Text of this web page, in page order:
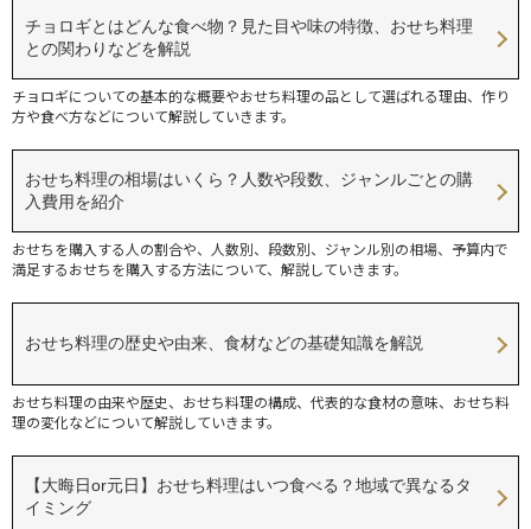
チョロギとはどんな食べ物？見た目や味の特徴、おせち料理
との関わりなどを解説
チョロギについての基本的な概要やおせち料理の品として選ばれる理由、作り
方や食べ方などについて解説していきます。
おせち料理の相場はいくら？人数や段数、ジャンルごとの購
入費用を紹介
おせちを購入する人の割合や、人数別、段数別、ジャンル別の相場、予算内で
満足するおせちを購入する方法について、解説していきます。
おせち料理の歴史や由来、食材などの基礎知識を解説
おせち料理の由来や歴史、おせち料理の構成、代表的な食材の意味、おせち料
理の変化などについて解説していきます。
【大晦日or元日】おせち料理はいつ食べる？地域で異なるタ
イミング